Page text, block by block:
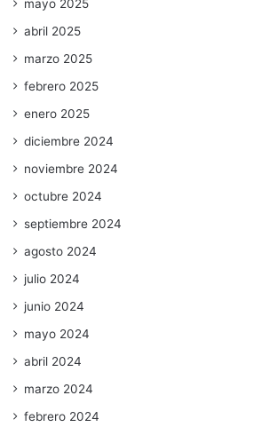
mayo 2025
abril 2025
marzo 2025
febrero 2025
enero 2025
diciembre 2024
noviembre 2024
octubre 2024
septiembre 2024
agosto 2024
julio 2024
junio 2024
mayo 2024
abril 2024
marzo 2024
febrero 2024